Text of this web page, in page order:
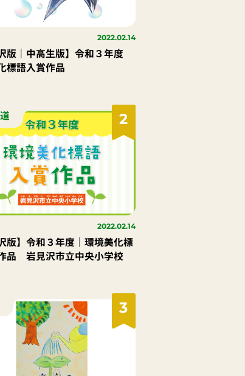
2022.02.14
版｜中高生版】令和３年度
標語入賞作品
2
2022.02.14
版】令和３年度｜環境美化標
品 岩見沢市立中央小学校
3